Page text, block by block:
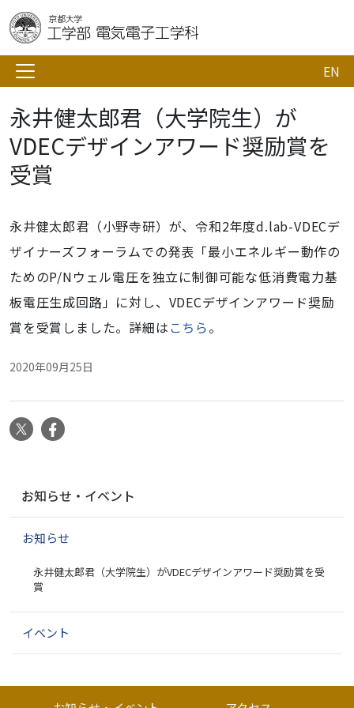
EN
永井健太郎君（大学院生）が
VDECデザインアワード奨励賞を
受賞
永井健太郎君（小野寺研）が、令和2年度d.lab-VDECデ
ザイナーズフォーラムでの発表「最小エネルギー動作の
ためのP/Nウェル電圧を独立に制御可能な低消費電力基
板電圧生成回路」に対し、VDECデザインアワード奨励
賞を受賞しました。詳細は こちら。
2020年09月25日
X
ゲ
お知らせ・イベント
お知らせ
永井健太郎君（大学院生）がVDECデザインアワード奨励賞を受
賞
イベント